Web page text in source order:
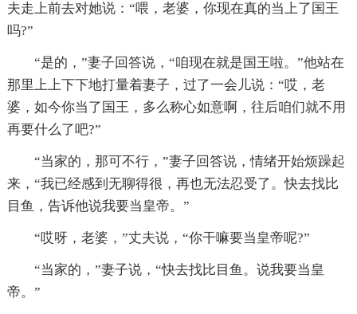
夫走上前去对她说：“喂，老婆，你现在真的当上了国王
吗?”
“是的，”妻子回答说，“咱现在就是国王啦。”他站在
那里上上下下地打量着妻子，过了一会儿说：“哎，老
婆，如今你当了国王，多么称心如意啊，往后咱们就不用
再要什么了吧?”
“当家的，那可不行，”妻子回答说，情绪开始烦躁起
来，“我已经感到无聊得很，再也无法忍受了。快去找比
目鱼，告诉他说我要当皇帝。”
“哎呀，老婆，”丈夫说，“你干嘛要当皇帝呢?”
“当家的，”妻子说，“快去找比目鱼。说我要当皇
帝。”